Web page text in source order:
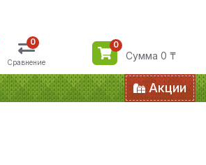
Сравнение
0 0
Сумма 0 ₸
Акции